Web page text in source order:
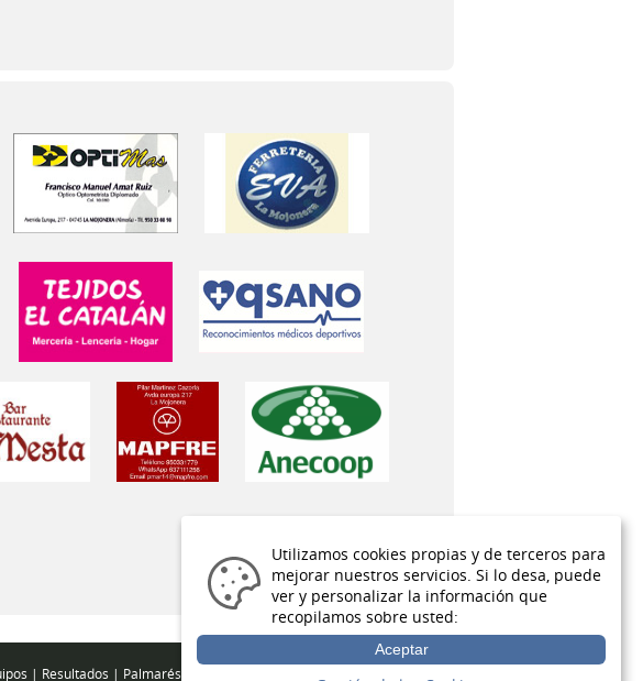
| Resultados | Palmarés / Éxitos
Utilizamos cookies propias y de terceros para
mejorar nuestros servicios. Si lo desa, puede
ver y personalizar la información que
recopilamos sobre usted:
Aceptar